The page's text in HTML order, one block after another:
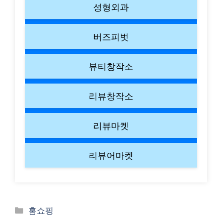
성형외과
버즈피벗
뷰티창작소
리뷰창작소
리뷰마켓
리뷰어마켓
Categories
홈쇼핑